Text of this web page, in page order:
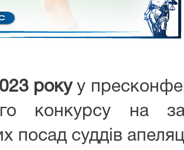
рокуу
конкурсу на
посад суддів